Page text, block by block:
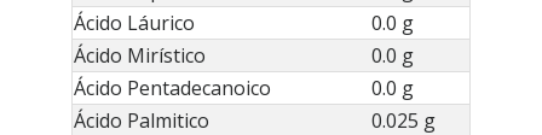
Ácido Láurico
0.0 g
Ácido Mirístico
0.0 g
Ácido Pentadecanoico
0.0 g
Ácido Palmitico
0.025 g